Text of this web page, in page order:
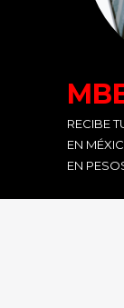
RECIBE
EN
EN